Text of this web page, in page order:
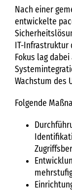
Nach einer
entwickelte
IT-
Fokus lag
Wachstum des
Folgende